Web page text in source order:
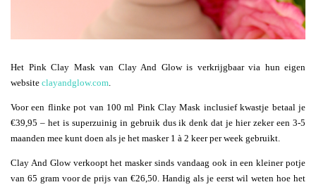
Het Pink Clay Mask van Clay And Glow is verkrijgbaar via hun eigen
website clayandglow.com
Voor een flinke pot van 100 ml Pink Clay Mask inclusief kwastje betaal je
€39,95 – het is superzuinig in gebruik dus ik denk dat je hier zeker een 3-5
maanden mee kunt doen als je het masker 1 à 2 keer per week gebruikt.
Clay And Glow verkoopt het masker sinds vandaag ook in een kleiner potje
van 65 gram voor de prijs van €26,50. Handig als je eerst wil weten hoe het